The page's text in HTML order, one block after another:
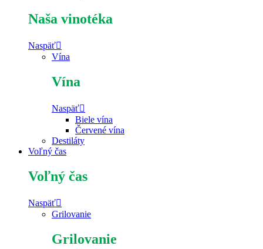
Naša vinotéka
Naspäť
Vína
Vína
Naspäť
Biele vína
Červené vína
Destiláty
Voľný čas
Voľný čas
Naspäť
Grilovanie
Grilovanie